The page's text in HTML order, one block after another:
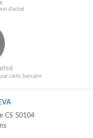
d'achat
carte bancaire
CS 50104